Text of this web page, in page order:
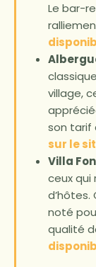
Le bar-
village,
son tarif
sur le
Villa
ceux qui
noté
qualité